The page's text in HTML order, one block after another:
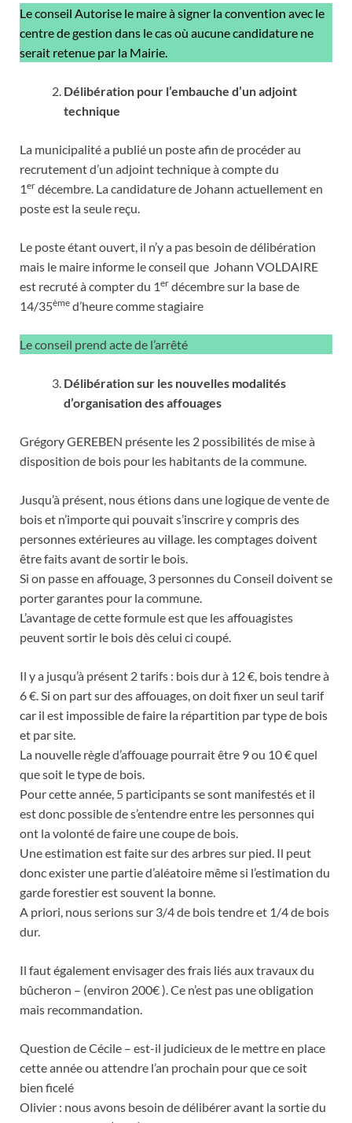
Le conseil Autorise le maire à signer la convention avec le
centre de gestion dans le cas où aucune candidature ne
serait retenue par la Mairie.
Délibération pour l’embauche d’un adjoint
technique
La municipalité a publié un poste afin de procéder au
recrutement d’un adjoint technique à compte du
1er décembre. La candidature de Johann actuellement en
poste est la seule reçu.
Le poste étant ouvert, il n’y a pas besoin de délibération
mais le maire informe le conseil que Johann VOLDAIRE
est recruté à compter du 1er décembre sur la base de
14/35ème d’heure comme stagiaire
Le conseil prend acte de l’arrêté
Délibération sur les nouvelles modalités
d’organisation des affouages
Grégory GEREBEN présente les 2 possibilités de mise à
disposition de bois pour les habitants de la commune.
Jusqu’à présent, nous étions dans une logique de vente de
bois et n’importe qui pouvait s’inscrire y compris des
personnes extérieures au village. les comptages doivent
être faits avant de sortir le bois.
Si on passe en affouage, 3 personnes du Conseil doivent se
porter garantes pour la commune.
L’avantage de cette formule est que les affouagistes
peuvent sortir le bois dès celui ci coupé.
Il y a jusqu’à présent 2 tarifs : bois dur à 12 €, bois tendre à
6 €. Si on part sur des affouages, on doit fixer un seul tarif
car il est impossible de faire la répartition par type de bois
et par site.
La nouvelle règle d’affouage pourrait être 9 ou 10 € quel
que soit le type de bois.
Pour cette année, 5 participants se sont manifestés et il
est donc possible de s’entendre entre les personnes qui
ont la volonté de faire une coupe de bois.
Une estimation est faite sur des arbres sur pied. Il peut
donc exister une partie d’aléatoire même si l’estimation du
garde forestier est souvent la bonne.
A priori, nous serions sur 3/4 de bois tendre et 1/4 de bois
dur.
Il faut également envisager des frais liés aux travaux du
bûcheron – (environ 200€ ). Ce n’est pas une obligation
mais recommandation.
Question de Cécile – est-il judicieux de le mettre en place
cette année ou attendre l’an prochain pour que ce soit
bien ficelé
Olivier : nous avons besoin de délibérer avant la sortie du